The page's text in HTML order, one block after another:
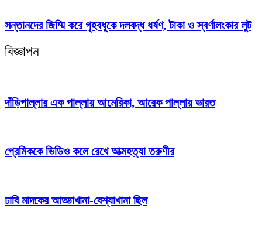
সন্তানদের জিম্মি করে গৃহবধূকে দলবদ্ধ ধর্ষণ, টাকা ও স্বর্ণালংকার লুট
বিজ্ঞাপন
দাঁড়িপাল্লার এক পাল্লায় আমেরিকা, আরেক পাল্লায় ভারত
প্রেমিককে ভিডিও কলে রেখে আত্মহত্যা তরুণীর
ঢাবি মাদকের আড্ডাখানা-বেশ্যাখানা ছিল